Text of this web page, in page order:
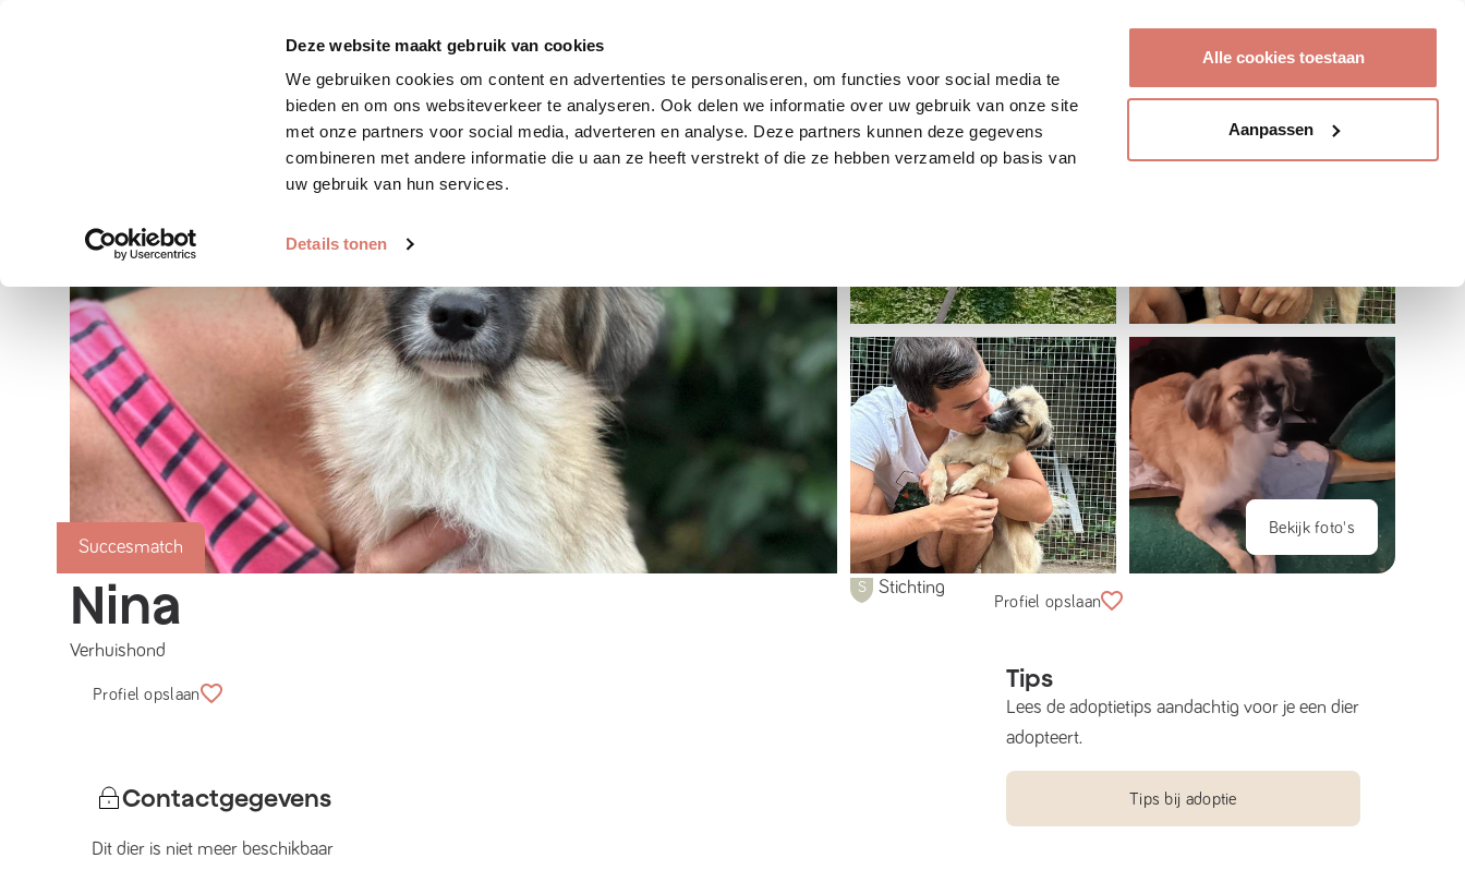
Deze website maakt gebruik van cookies
We gebruiken cookies om content en advertenties te personaliseren, om functies voor social media te
bieden en om ons websiteverkeer te analyseren. Ook delen we informatie over uw gebruik van onze site
met onze partners voor social media, adverteren en analyse. Deze partners kunnen deze gegevens
combineren met andere informatie die u aan ze heeft verstrekt of die ze hebben verzameld op basis van
uw gebruik van hun services.
Details tonen
Alle cookies toestaan
Aanpassen
Zoek huisdier Plaats huisdier Hoe werkt het?
Succesmatch
Bekijk foto's
Nina
Verhuishond
Stichting
Profiel opslaan
Contactgegevens
Dit dier is niet meer beschikbaar
Profiel opslaan
Tips
Lees de adoptietips aandachtig voor je een dier
adopteert.
Tips bij adoptie